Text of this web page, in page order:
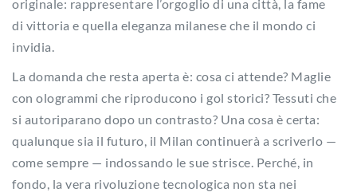
originale: rappresentare l’orgoglio di una città, la fame
di vittoria e quella eleganza milanese che il mondo ci
invidia.
La domanda che resta aperta è: cosa ci attende? Maglie
con ologrammi che riproducono i gol storici? Tessuti che
si autoriparano dopo un contrasto? Una cosa è certa:
qualunque sia il futuro, il Milan continuerà a scriverlo —
come sempre — indossando le sue strisce. Perché, in
fondo, la vera rivoluzione tecnologica non sta nei